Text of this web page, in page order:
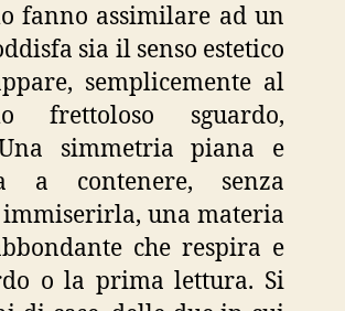
fanno assimilare ad un
sia il senso estetico
semplicemente al
sguardo,
simmetria piana e
a contenere, senza
immiserirla, una materia
che respira e
o la prima lettura. Si